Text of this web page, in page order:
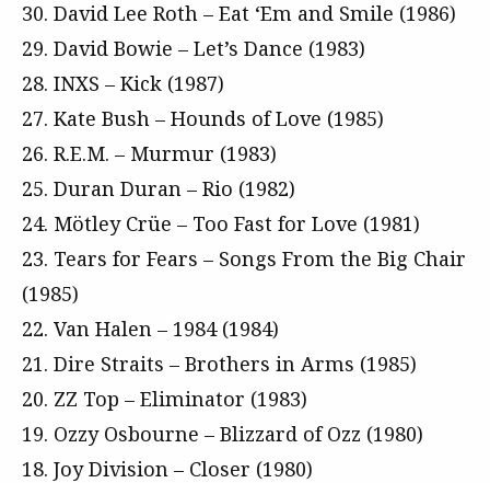
30. David Lee Roth – Eat ‘Em and Smile (1986)
29. David Bowie – Let’s Dance (1983)
28. INXS – Kick (1987)
27. Kate Bush – Hounds of Love (1985)
26. R.E.M. – Murmur (1983)
25. Duran Duran – Rio (1982)
24. Mötley Crüe – Too Fast for Love (1981)
23. Tears for Fears – Songs From the Big Chair
(1985)
22. Van Halen – 1984 (1984)
21. Dire Straits – Brothers in Arms (1985)
20. ZZ Top – Eliminator (1983)
19. Ozzy Osbourne – Blizzard of Ozz (1980)
18. Joy Division – Closer (1980)